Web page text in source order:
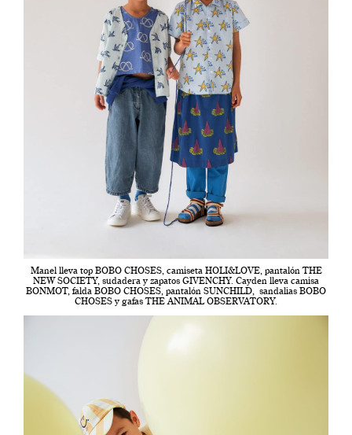
Manel lleva top BOBO CHOSES, camiseta HOLI&LOVE, pantalón THE
NEW SOCIETY, sudadera y zapatos GIVENCHY. Cayden lleva camisa
BONMOT, falda BOBO CHOSES, pantalón SUNCHILD, sandalias BOBO
CHOSES y gafas THE ANIMAL OBSERVATORY.